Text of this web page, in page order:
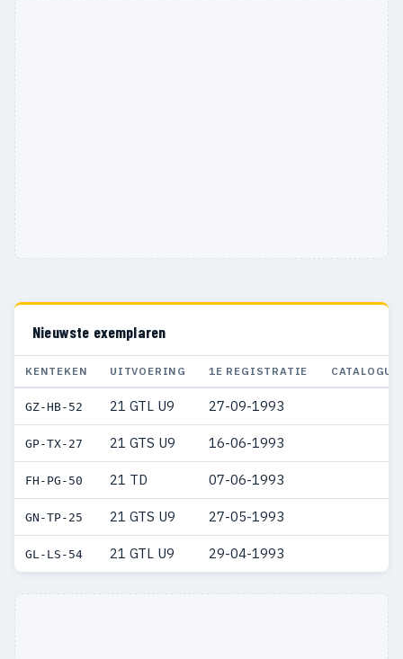
Nieuwste exemplaren
KENTEKEN UITVOERING 1E REGISTRATIE
GZ-HB-52 21 GTL U9 27-09-1993
GP-TX-27 21 GTS U9 16-06-1993
FH-PG-50 21 TD 07-06-1993
GN-TP-25 21 GTS U9 27-05-1993
GL-LS-54 21 GTL U9 29-04-1993